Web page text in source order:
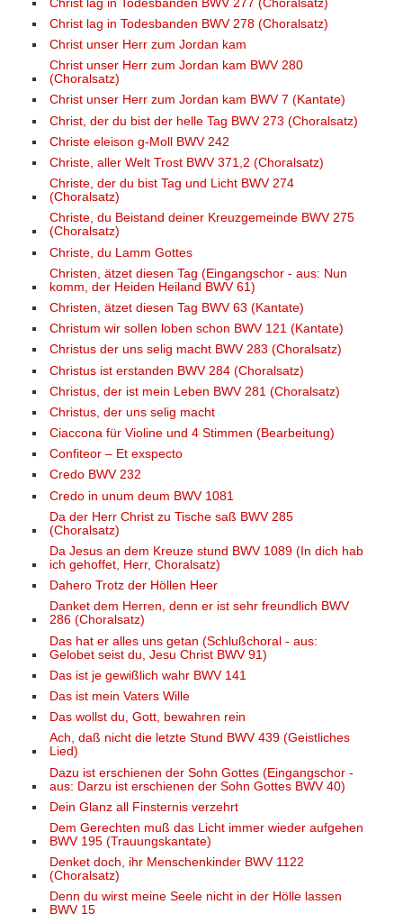
Christ lag in Todesbanden BWV 277 (Choralsatz)
Christ lag in Todesbanden BWV 278 (Choralsatz)
Christ unser Herr zum Jordan kam
Christ unser Herr zum Jordan kam BWV 280
(Choralsatz)
Christ unser Herr zum Jordan kam BWV 7 (Kantate)
Christ, der du bist der helle Tag BWV 273 (Choralsatz)
Christe eleison g-Moll BWV 242
Christe, aller Welt Trost BWV 371,2 (Choralsatz)
Christe, der du bist Tag und Licht BWV 274
(Choralsatz)
Christe, du Beistand deiner Kreuzgemeinde BWV 275
(Choralsatz)
Christe, du Lamm Gottes
Christen, ätzet diesen Tag (Eingangschor - aus: Nun
komm, der Heiden Heiland BWV 61)
Christen, ätzet diesen Tag BWV 63 (Kantate)
Christum wir sollen loben schon BWV 121 (Kantate)
Christus der uns selig macht BWV 283 (Choralsatz)
Christus ist erstanden BWV 284 (Choralsatz)
Christus, der ist mein Leben BWV 281 (Choralsatz)
Christus, der uns selig macht
Ciaccona für Violine und 4 Stimmen (Bearbeitung)
Confiteor – Et exspecto
Credo BWV 232
Credo in unum deum BWV 1081
Da der Herr Christ zu Tische saß BWV 285
(Choralsatz)
Da Jesus an dem Kreuze stund BWV 1089 (In dich hab
ich gehoffet, Herr, Choralsatz)
Dahero Trotz der Höllen Heer
Danket dem Herren, denn er ist sehr freundlich BWV
286 (Choralsatz)
Das hat er alles uns getan (Schlußchoral - aus:
Gelobet seist du, Jesu Christ BWV 91)
Das ist je gewißlich wahr BWV 141
Das ist mein Vaters Wille
Das wollst du, Gott, bewahren rein
Ach, daß nicht die letzte Stund BWV 439 (Geistliches
Lied)
Dazu ist erschienen der Sohn Gottes (Eingangschor -
aus: Darzu ist erschienen der Sohn Gottes BWV 40)
Dein Glanz all Finsternis verzehrt
Dem Gerechten muß das Licht immer wieder aufgehen
BWV 195 (Trauungskantate)
Denket doch, ihr Menschenkinder BWV 1122
(Choralsatz)
Denn du wirst meine Seele nicht in der Hölle lassen
BWV 15